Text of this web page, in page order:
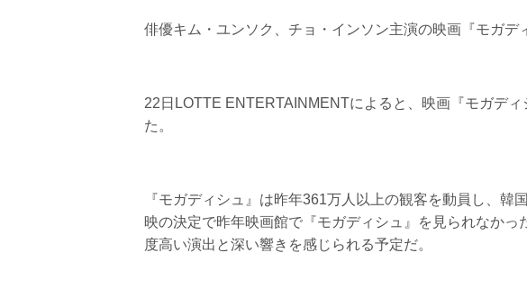
俳優キム・ユンソク、チョ・インソン主演の映画『モガデ
22日LOTTE ENTERTAINMENTによると、映画『モガデ
た。
『モガディシュ』は昨年361万人以上の観客を動員し、韓
映の決定で昨年映画館で『モガディシュ』を見られなか
度高い演出と深い響きを感じられる予定だ。